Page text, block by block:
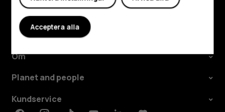
Utforska
Om
Planet and people
Kundservice
Acceptera alla